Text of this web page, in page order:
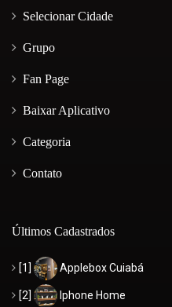
Selecionar Cidade
Grupo
Fan Page
Baixar Aplicativo
Categoria
Contato
Últimos Cadastrados
[1] Applebox Cuiabá
[2] Iphone Home